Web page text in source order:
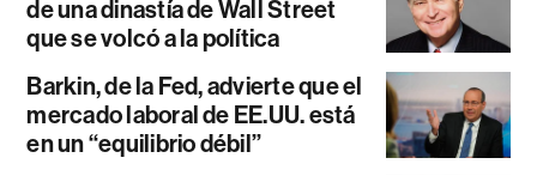
de una dinastía de Wall Street
que se volcó a la política
Barkin, de la Fed, advierte que el
mercado laboral de EE.UU. está
en un “equilibrio débil”